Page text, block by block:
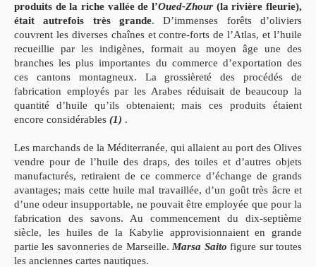
produits de la riche vallée de l’Oued-Zhour (la rivière fleurie),
était autrefois très grande. D’immenses forêts d’oliviers
couvrent les diverses chaînes et contre-forts de l’Atlas, et l’huile
recueillie par les indigènes, formait au moyen âge une des
branches les plus importantes du commerce d’exportation des
ces cantons montagneux. La grossièreté des procédés de
fabrication employés par les Arabesréduisait de beaucoup la
quantité d’huile qu’ils obtenaient; mais cesproduits étaient
encore considérables (1) .
Les marchands de la Méditerranée, qui allaient au port des Olives
vendre pour de l’huile des draps, des toiles et d’autres objets
manufacturés, retiraient de ce commerce d’échange de grands
avantages; mais cette huile mal travaillée, d’un goût très âcre et
d’une odeurinsupportable, ne pouvait être employée que pour la
fabrication des savons. Au commencement du dix-septième
siècle, les huiles de la Kabylie approvisionnaient en grande
partie les savonneries de Marseille. Marsa Saito figure sur toutes
les anciennes cartes nautiques.